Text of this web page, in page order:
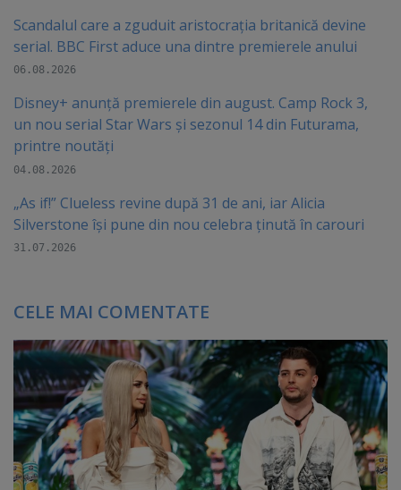
Scandalul care a zguduit aristocrația britanică devine
serial. BBC First aduce una dintre premierele anului
06.08.2026
Disney+ anunță premierele din august. Camp Rock 3,
un nou serial Star Wars și sezonul 14 din Futurama,
printre noutăți
04.08.2026
„As if!” Clueless revine după 31 de ani, iar Alicia
Silverstone își pune din nou celebra ținută în carouri
31.07.2026
CELE MAI COMENTATE